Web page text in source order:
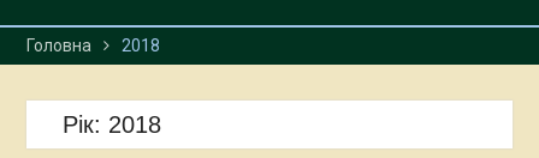
Головна 2018
Рік: 2018